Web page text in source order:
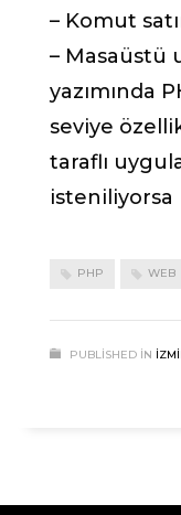
– Komut
– Masaüstü
yazımında
seviye
taraflı
isteniliyorsa
PHP WEB
PUBLISHED IN